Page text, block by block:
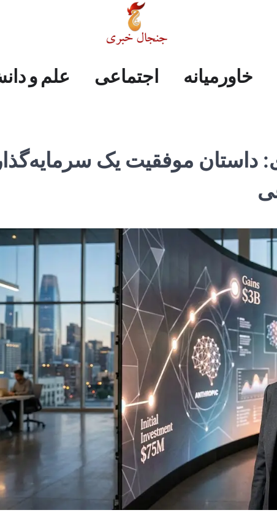
صفحه
ایران
جهان
خاورمیانه
اجتماعی
علم
فرهنگی
خاورمیانه اجتماعی علم و
ثروت ۳ میلیاردی: داستان موفقیت یک